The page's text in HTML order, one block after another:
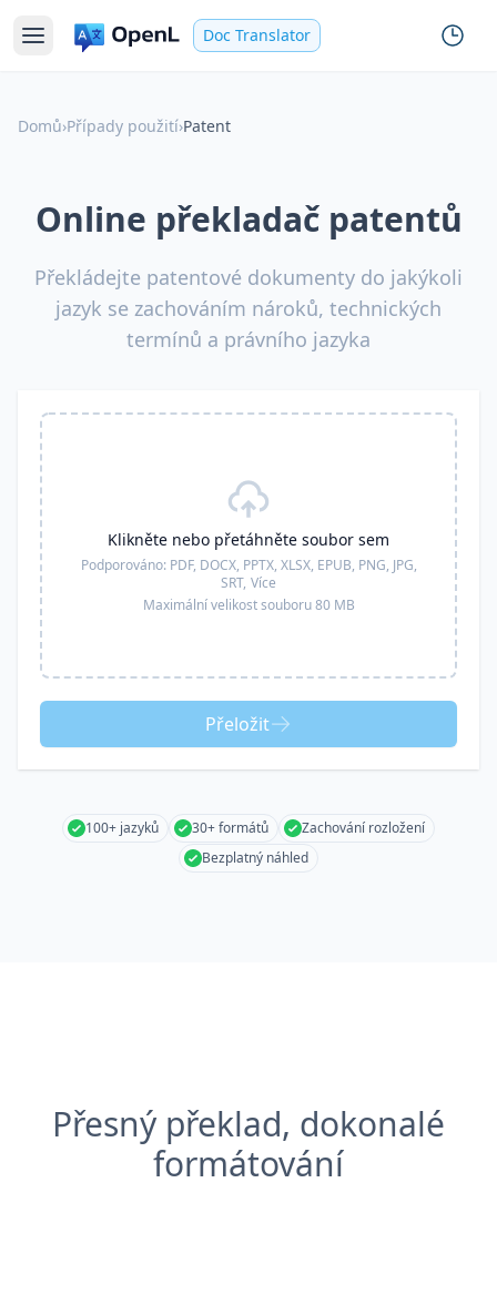
Doc Translator
Domů›Případy použití›Patent
Online překladač patentů
Překládejte patentové dokumenty do jakýkoli
jazyk se zachováním nároků, technických
termínů a právního jazyka
Klikněte nebo přetáhněte soubor sem
Podporováno: PDF, DOCX, PPTX, XLSX, EPUB, PNG, JPG,
SRT, Více
Maximální velikost souboru 80 MB
Přeložit
100+ jazyků 30+ formátů
Zachování rozložení
Bezplatný náhled
Přesný překlad, dokonalé
formátování